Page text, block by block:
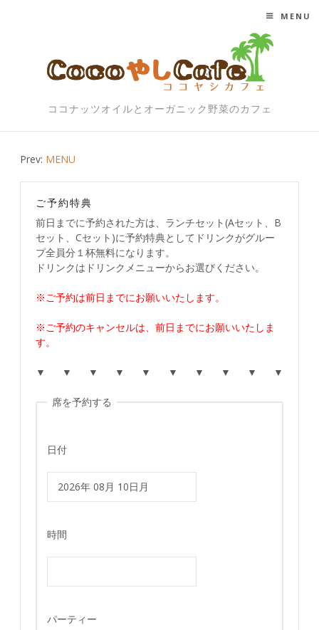
ココナッツオイルとオーガニック野菜のカフェ
MENU
Post
navigation
Prev: MENU
ご予約特典
前日までに予約された方は、ランチセット(Aセット、B
セット、Cセット)に予約特典としてドリンクがグルー
プ全員分１杯無料になります。
ドリンクはドリンクメニューからお選びください。
※ご予約は前日までにお願いいたします。
※ご予約のキャンセルは、前日までにお願いいたしま
す。
▼ ▼ ▼ ▼ ▼ ▼ ▼ ▼ ▼ ▼
席を予約する
日付
時間
パーティー